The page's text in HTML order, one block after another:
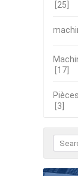
[25]
[17]
[3]